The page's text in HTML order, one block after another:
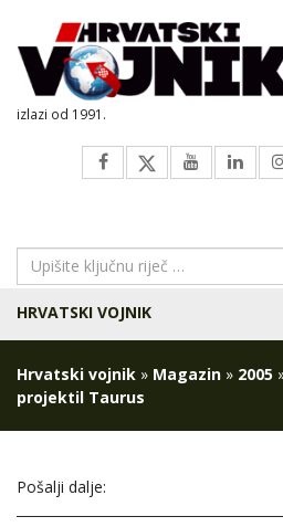
izlazi od 1991.
HRVATSKI VOJNIK
Hrvatski vojnik » Magazin » 2005
projektil Taurus
Pošalji dalje: